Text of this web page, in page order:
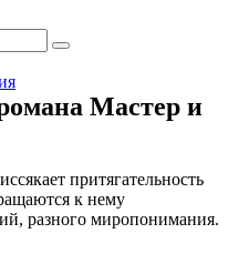
Мастер и
притягательность
к нему
разного миропонимания.